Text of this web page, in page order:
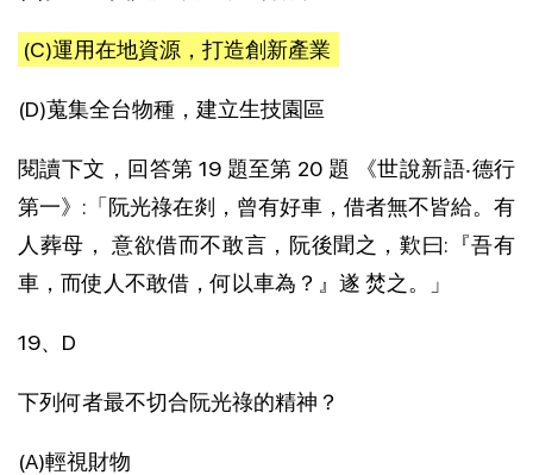
(C)運用在地資源，打造創新產業
(D)蒐集全台物種，建立生技園區
閱讀下文，回答第 19 題至第 20 題 《世說新語‧德行
第一》:「阮光祿在剡，曾有好車，借者無不皆給。有
人葬母， 意欲借而不敢言，阮後聞之，歎曰:『吾有
車，而使人不敢借，何以車為？』遂 焚之。」
19、D
下列何者最不切合阮光祿的精神？
(A)輕視財物